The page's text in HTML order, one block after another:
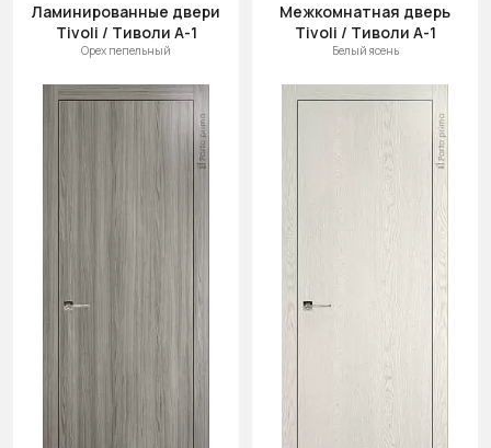
Ламинированные двери
Tivoli / Тиволи А-1
Орех пепельный
Межкомнатная дверь
Tivoli / Тиволи А-1
Белый ясень